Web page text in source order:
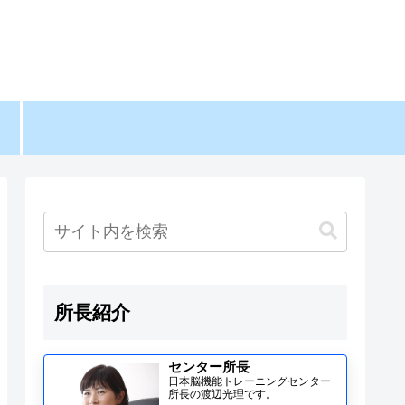
所長紹介
センター所長
日本脳機能トレーニングセンター
所長の渡辺光理です。